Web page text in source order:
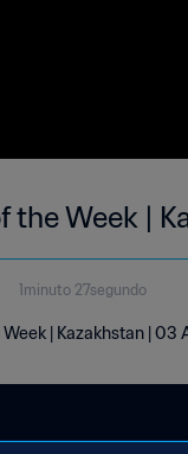
the Week |
1minuto 27segundo
| Kazakhstan | 03